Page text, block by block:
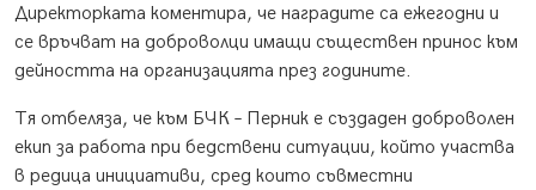
Директорката коментира, че наградите са ежегодни и
се връчват на доброволци имащи съществен принос към
дейността на организацията през годините.
Тя отбеляза, че към БЧК – Перник е създаден доброволен
екип за работа при бедствени ситуации, който участва
в редица инициативи, сред които съвместни